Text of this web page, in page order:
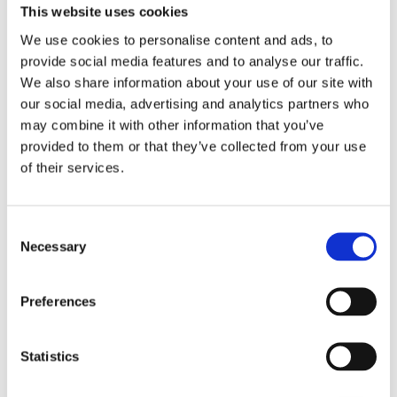
This website uses cookies
We use cookies to personalise content and ads, to
provide social media features and to analyse our traffic.
We also share information about your use of our site with
our social media, advertising and analytics partners who
may combine it with other information that you’ve
provided to them or that they’ve collected from your use
of their services.
Selection
Necessary
Preferences
Statistics
STIG i klassiskt
tvåfärgad
bäckebölja tyg.
Fållade kortsidor.
Lägg till i favoriter
KÖP
Serien Stig finns i flera olika färger och storlekar följ
länkenSTIGså hittar du dessa.
som soffbordet. Skapa fina dukningar med våra
löpare. Duka gärna med
länkarna så finner du dessa.
Tvättråd: Maskintvätt 40 grader skontvätt.